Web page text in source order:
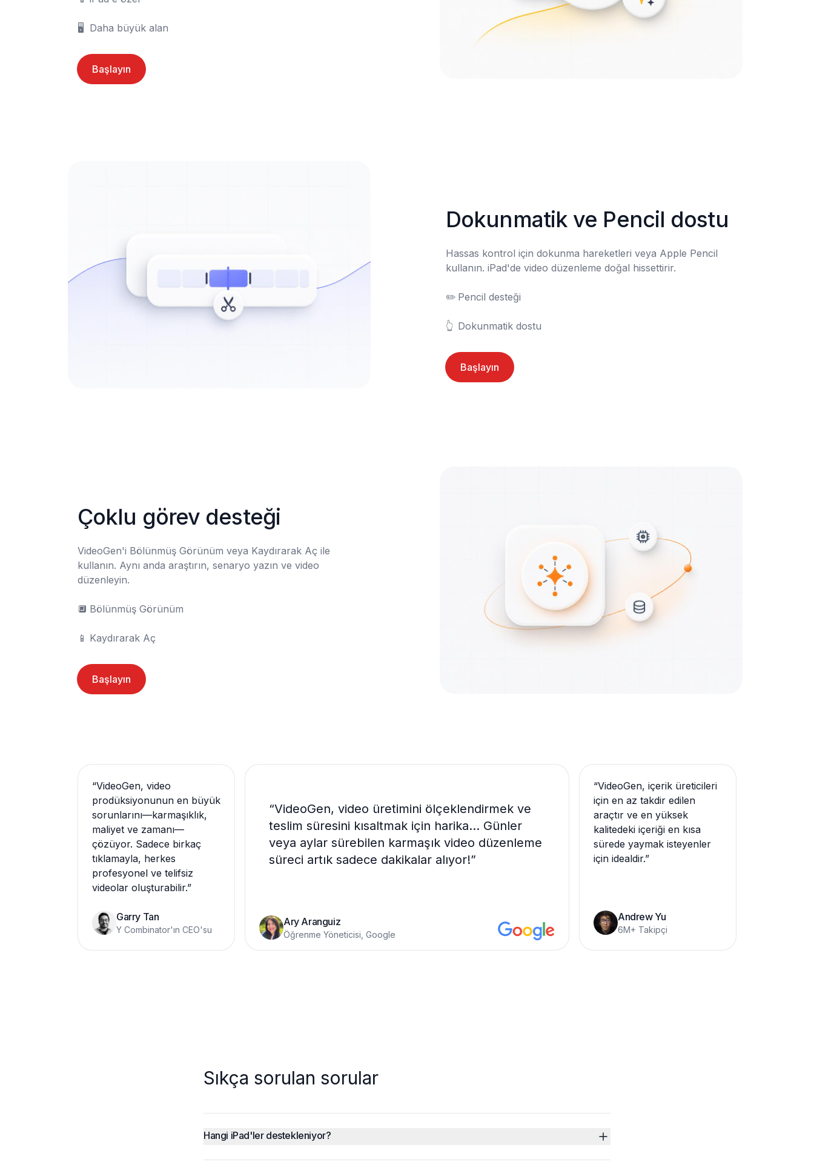
🖥️	Daha büyük alan
Başlayın
Dokunmatik ve Pencil dostu
Hassas kontrol için dokunma hareketleri veya Apple Pencil
kullanın. iPad'de video düzenleme doğal hissettirir.
✏️	Pencil desteği
👆	Dokunmatik dostu
Başlayın
Çoklu görev desteği
VideoGen'i Bölünmüş Görünüm veya Kaydırarak Aç ile
kullanın. Aynı anda araştırın, senaryo yazın ve video
düzenleyin.
🔲	Bölünmüş Görünüm
📱	Kaydırarak Aç
Başlayın
“VideoGen, video üretimini ölçeklendirmek ve
teslim süresini kısaltmak için harika... Günler
veya aylar sürebilen karmaşık video düzenleme
süreci artık sadece dakikalar alıyor!”
Ary Aranguiz
Öğrenme Yöneticisi, Google
“VideoGen, video
prodüksiyonunun en büyük
sorunlarını—karmaşıklık,
maliyet ve zamanı—
çözüyor. Sadece birkaç
tıklamayla, herkes
profesyonel ve telifsiz
videolar oluşturabilir.”
Garry Tan
Y Combinator'ın CEO'su
“VideoGen, içerik üreticileri
için en az takdir edilen
araçtır ve en yüksek
kalitedeki içeriği en kısa
sürede yaymak isteyenler
için idealdir.”
Andrew Yu
6M+ Takipçi
Sıkça sorulan sorular
Hangi iPad'ler destekleniyor?